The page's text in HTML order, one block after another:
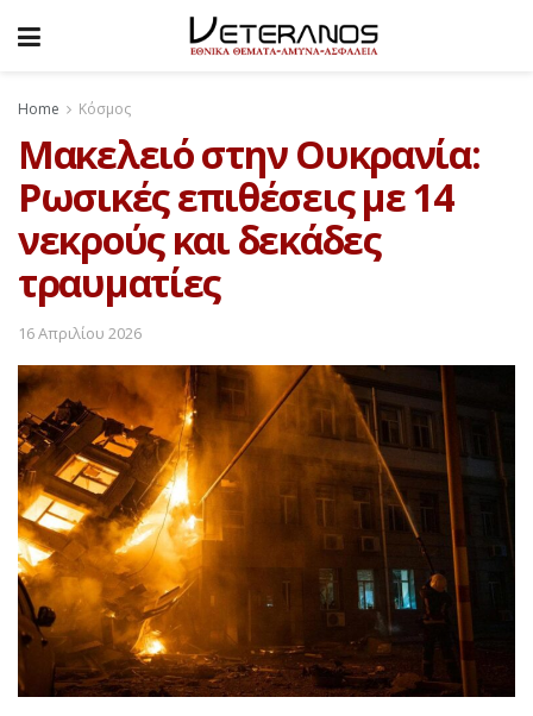
Home Κόσμος
Μακελειό στην Ουκρανία:
Ρωσικές επιθέσεις με 14
νεκρούς και δεκάδες
τραυματίες
16 Απριλίου 2026